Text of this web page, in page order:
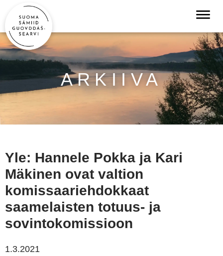
ARKIIVA
Yle: Hannele Pokka ja Kari
Mäkinen ovat valtion
komissaariehdokkaat
saamelaisten totuus- ja
sovintokomissioon
1.3.2021